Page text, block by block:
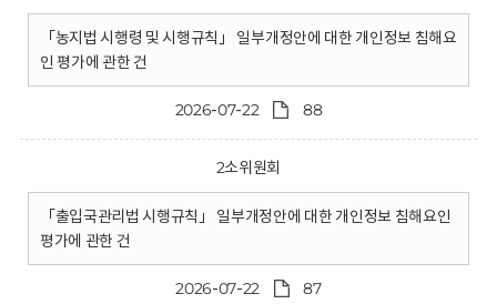
「농지법 시행령 및 시행규칙」 일부개정안에 대한 개인정보 침해요
인 평가에 관한 건
2026-07-22 88
2소위원회
「출입국관리법 시행규칙」 일부개정안에 대한 개인정보 침해요인
평가에 관한 건
2026-07-22 87